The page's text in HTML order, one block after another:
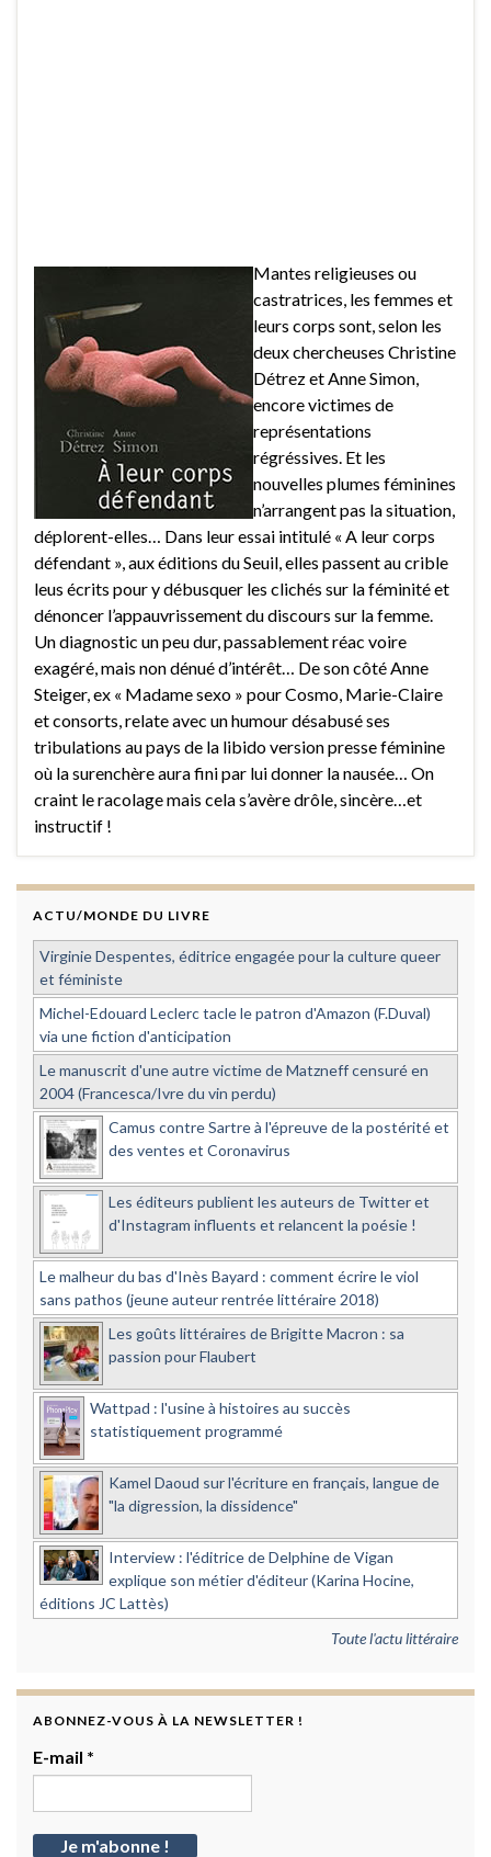
Mantes religieuses ou
castratrices, les femmes et
leurs corps sont, selon les
deux chercheuses Christine
Détrez et Anne Simon,
encore victimes de
représentations
régréssives. Et les
nouvelles plumes féminines
n’arrangent pas la situation,
déplorent-elles… Dans leur essai intitulé « A leur corps
défendant », aux éditions du Seuil, elles passent au crible
leus écrits pour y débusquer les clichés sur la féminité et
dénoncer l’appauvrissement du discours sur la femme.
Un diagnostic un peu dur, passablement réac voire
exagéré, mais non dénué d’intérêt… De son côté Anne
Steiger, ex « Madame sexo » pour Cosmo, Marie-Claire
et consorts, relate avec un humour désabusé ses
tribulations au pays de la libido version presse féminine
où la surenchère aura fini par lui donner la nausée… On
craint le racolage mais cela s’avère drôle, sincère…et
instructif !
ACTU/MONDE DU LIVRE
Virginie Despentes, éditrice engagée pour la culture queer
et féministe
Michel-Edouard Leclerc tacle le patron d'Amazon (F.Duval)
via une fiction d'anticipation
Le manuscrit d'une autre victime de Matzneff censuré en
2004 (Francesca/Ivre du vin perdu)
Camus contre Sartre à l'épreuve de la postérité et
des ventes et Coronavirus
Les éditeurs publient les auteurs de Twitter et
d'Instagram influents et relancent la poésie !
Le malheur du bas d'Inès Bayard : comment écrire le viol
sans pathos (jeune auteur rentrée littéraire 2018)
Les goûts littéraires de Brigitte Macron : sa
passion pour Flaubert
Wattpad : l'usine à histoires au succès
statistiquement programmé
Kamel Daoud sur l'écriture en français, langue de
"la digression, la dissidence"
Interview : l'éditrice de Delphine de Vigan
explique son métier d'éditeur (Karina Hocine,
éditions JC Lattès)
Toute l'actu littéraire
ABONNEZ-VOUS À LA NEWSLETTER !
E-mail *